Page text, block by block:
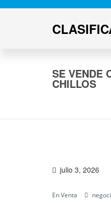
SE VENDE
CHILLOS
julio 3, 2026
En Venta